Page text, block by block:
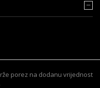
porez na dodanu vrijednost